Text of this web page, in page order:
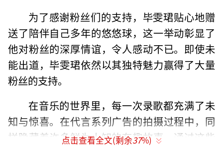
为了感谢粉丝们的支持，毕雯珺贴心地赠
送了陪伴自己多年的悠悠球，这一举动彰显了
他对粉丝的深厚情谊，令人感动不已。即使未
能出道，毕雯珺依然以其独特魅力赢得了大量
粉丝的支持。
在音乐的世界里，每一次录歌都充满了未
知与惊喜。在代言系列广告的拍摄过程中，同
样隐藏着许多鲜为人知的有趣故事。通过这些
点击查看全文(剩余37%)